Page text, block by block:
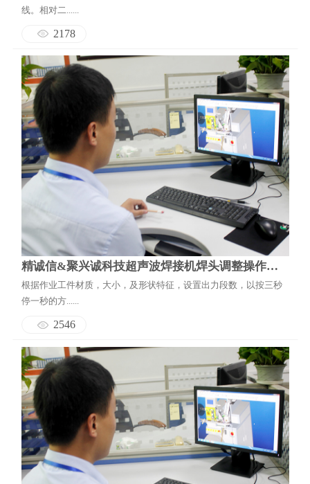
线。相对二......
2178
精诚信&聚兴诚科技超声波焊接机焊头调整操作说明
根据作业工件材质，大小，及形状特征，设置出力段数，以按三秒
停一秒的方......
2546